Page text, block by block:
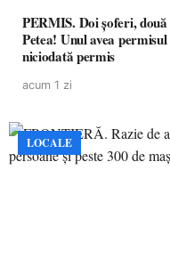
PERMIS. Doi șoferi,
Petea! Unul avea
niciodată permis
acum 1 zi
LOCALE